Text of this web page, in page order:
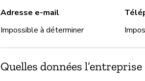
Adresse e-mail
Impossible à déterminer
Quelles données